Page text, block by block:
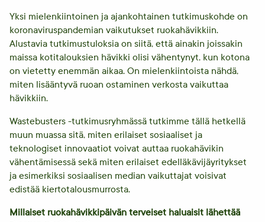
Yksi mielenkiintoinen ja ajankohtainen tutkimuskohde on
koronaviruspandemian vaikutukset ruokahävikkiin.
Alustavia tutkimustuloksia on siitä, että ainakin joissakin
maissa kotitalouksien hävikki olisi vähentynyt, kun kotona
on vietetty enemmän aikaa. On mielenkiintoista nähdä,
miten lisääntyvä ruoan ostaminen verkosta vaikuttaa
hävikkiin.
Wastebusters -tutkimusryhmässä tutkimme tällä hetkellä
muun muassa sitä, miten erilaiset sosiaaliset ja
teknologiset innovaatiot voivat auttaa ruokahävikin
vähentämisessä sekä miten erilaiset edelläkävijäyritykset
ja esimerkiksi sosiaalisen median vaikuttajat voisivat
edistää kiertotalousmurrosta.
Millaiset ruokahävikkipäivän terveiset haluaisit lähettää